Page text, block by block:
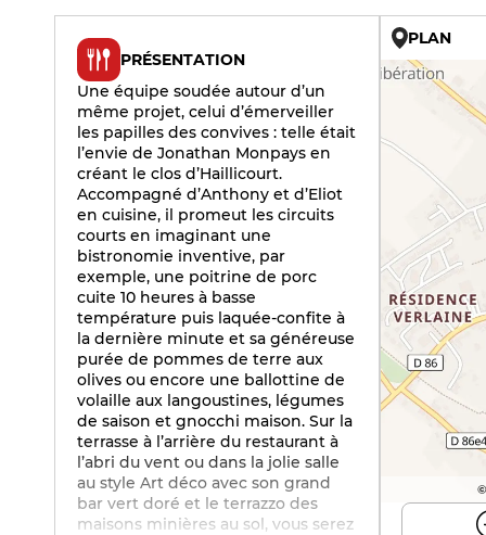
PRÉSENTATION
Une équipe soudée autour d’un
même projet, celui d’émerveiller
les papilles des convives : telle était
l’envie de Jonathan Monpays en
créant le clos d’Haillicourt.
Accompagné d’Anthony et d’Eliot
en cuisine, il promeut les circuits
courts en imaginant une
bistronomie inventive, par
exemple, une poitrine de porc
cuite 10 heures à basse
température puis laquée-confite à
la dernière minute et sa généreuse
purée de pommes de terre aux
olives ou encore une ballottine de
volaille aux langoustines, légumes
de saison et gnocchi maison. Sur la
terrasse à l’arrière du restaurant à
l’abri du vent ou dans la jolie salle
au style Art déco avec son grand
bar vert doré et le terrazzo des
maisons minières au sol, vous serez
PLAN